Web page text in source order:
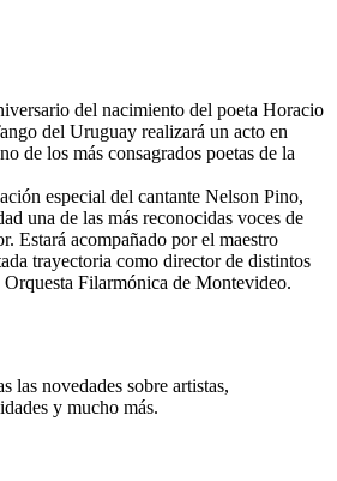
del nacimiento del poeta Horacio
del Uruguay realizará un acto en
de los más consagrados poetas de la
especial del cantante Nelson Pino,
una de las más reconocidas voces de
Estará acompañado por el maestro
trayectoria como director de distintos
Filarmónica de Montevideo.
las novedades sobre artistas,
y mucho más.